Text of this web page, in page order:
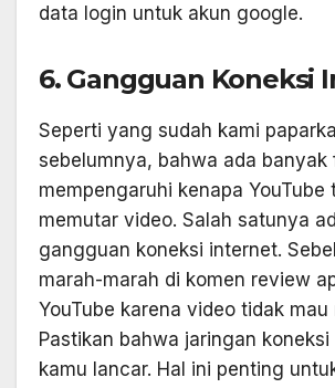
data login untuk akun google.
6. Gangguan Koneksi
Seperti yang sudah kami
sebelumnya, bahwa ada banyak
mempengaruhi kenapa YouTube
memutar video. Salah satunya
gangguan koneksi internet.
marah-marah di komen review
YouTube karena video tidak mau
Pastikan bahwa jaringan
kamu lancar. Hal ini penting